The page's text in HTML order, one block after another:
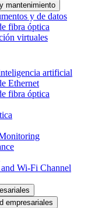
mantenimiento
y de datos
fibra óptica
virtuales
artificial
Ethernet
fibra óptica
Wi-Fi Channel
empresariales